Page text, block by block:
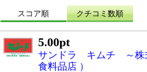
スコア順 クチコミ数順
5.00pt
サンドラ キムチ ～株
食料品店 ）